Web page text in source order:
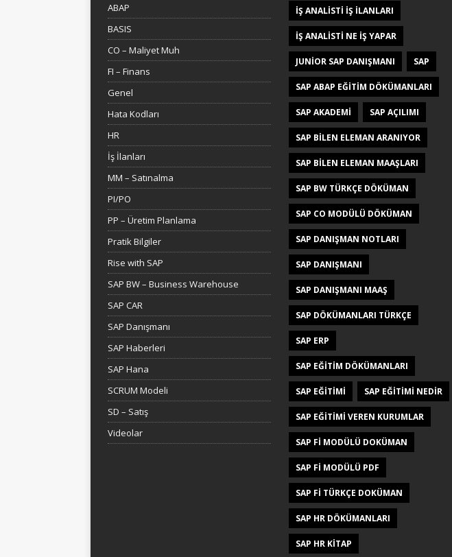
ABAP
BASIS
CO – Maliyet Muh
FI – Finans
Genel
Hata Kodları
HR
İş İlanları
MM – Satınalma
PI/PO
PP – Üretim Planlama
Pratik Bilgiler
Rise with SAP
SAP BW – Business Warehouse
SAP CAR
SAP Danışmanı
SAP Haberleri
SAP Hana
SCRUM Modeli
SD – Satış
Videolar
IŞ ANALISTI IŞ ILANLARI
IŞ ANALISTI NE IŞ YAPAR
JUNIOR SAP DANIŞMANI SAP
SAP ABAP EĞITIM DÖKÜMANLARI
SAP AKADEMI SAP AÇILIMI
SAP BILEN ELEMAN ARANIYOR
SAP BILEN ELEMAN MAAŞLARI
SAP BW TÜRKÇE DÖKÜMAN
SAP CO MODÜLÜ DÖKÜMAN
SAP DANIŞMAN NOTLARI
SAP DANIŞMANI
SAP DANIŞMANI MAAŞ
SAP DÖKÜMANLARI TÜRKÇE
SAP ERP
SAP EĞITIM DÖKÜMANLARI
SAP EĞITIMI SAP EĞITIMI NEDIR
SAP EĞITIMI VEREN KURUMLAR
SAP FI MODÜLÜ DOKÜMAN
SAP FI MODÜLÜ PDF
SAP FI TÜRKÇE DOKÜMAN
SAP HR DÖKÜMANLARI
SAP HR KITAP